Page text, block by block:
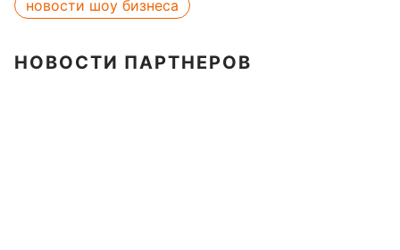
новости шоу бизнеса
НОВОСТИ ПАРТНЕРОВ